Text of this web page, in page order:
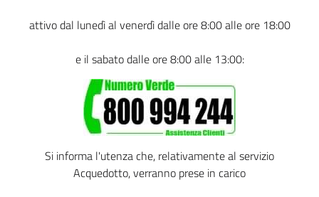
attivo dal lunedì al venerdì dalle ore 8:00 alle ore 18:00
e il sabato dalle ore 8:00 alle 13:00:
Si informa l'utenza che, relativamente al servizio
Acquedotto, verranno prese in carico